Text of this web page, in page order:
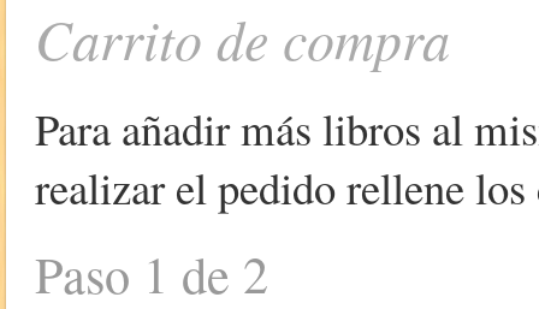
Carrito de compra
Para añadir más libros al
realizar el pedido rellene
Paso 1 de 2